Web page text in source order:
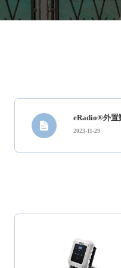
eRadio®外置
2023-11-29